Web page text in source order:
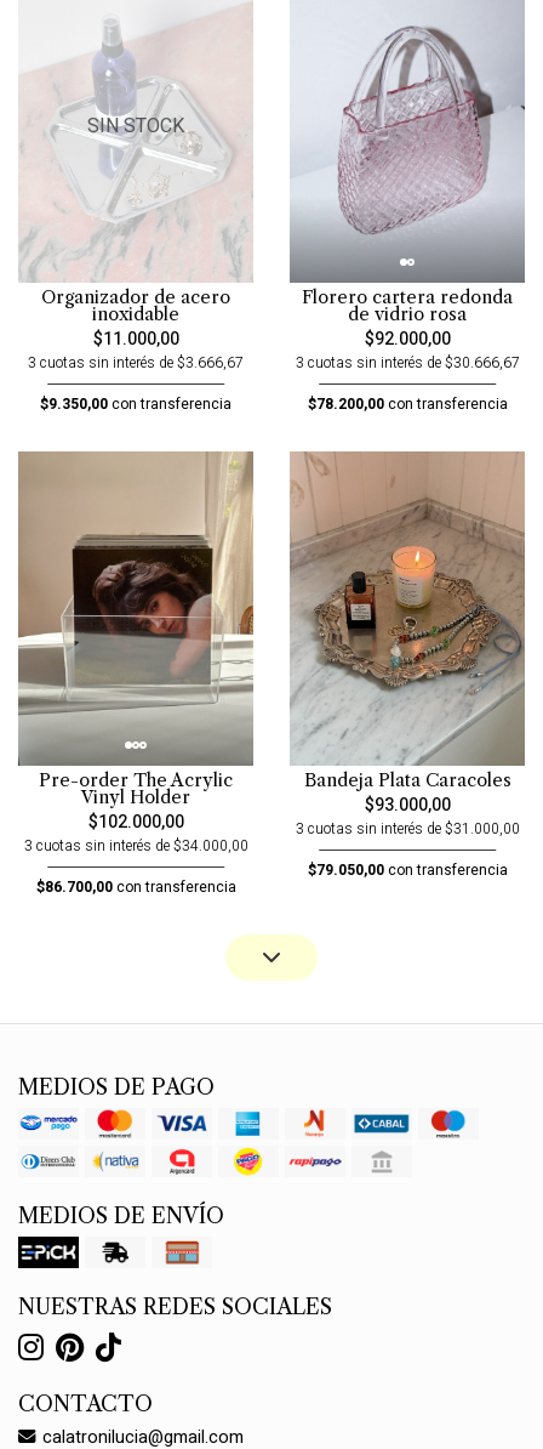
SIN STOCK
Organizador de acero
inoxidable
$11.000,00
3 cuotas sin interés de $3.666,67
$9.350,00con transferencia
Florero cartera redonda
de vidrio rosa
$92.000,00
3 cuotas sin interés de $30.666,67
$78.200,00con transferencia
Pre-order The Acrylic
Vinyl Holder
$102.000,00
3 cuotas sin interés de $34.000,00
$86.700,00con transferencia
Bandeja Plata Caracoles
$93.000,00
3 cuotas sin interés de $31.000,00
$79.050,00con transferencia
MEDIOS DE PAGO
MEDIOS DE ENVÍO
NUESTRAS REDES SOCIALES
CONTACTO
calatronilucia@gmail.com